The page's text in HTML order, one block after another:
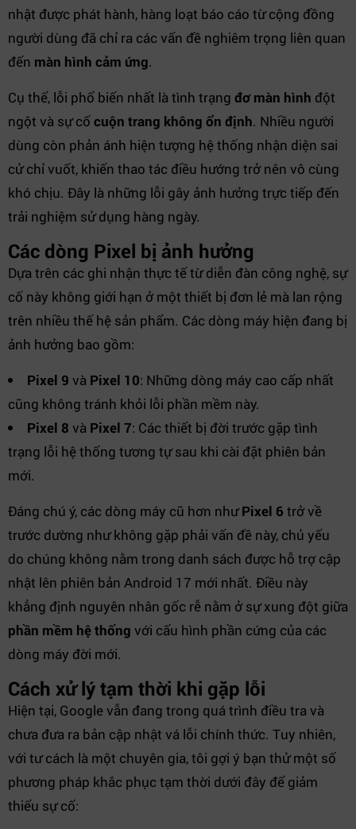
nhật được phát hành, hàng loạt báo cáo từ cộng đồng
người dùng đã chỉ ra các vấn đề nghiêm trọng liên quan
đến màn hình cảm ứng.
Cụ thể, lỗi phổ biến nhất là tình trạng đơ màn hình đột
ngột và sự cốcuộn trang không ổn định. Nhiều người
dùng còn phản ánh hiện tượng hệ thống nhận diện sai
cử chỉ vuốt, khiến thao tác điều hướng trở nên vô cùng
khó chịu. Đây là những lỗi gây ảnh hưởng trực tiếp đến
trải nghiệm sử dụng hàng ngày.
Các dòng Pixel bị ảnh hưởng
Dựa trên các ghi nhận thực tế từ diễn đàn công nghệ, sự
cố này không giới hạn ở một thiết bị đơn lẻ mà lan rộng
trên nhiều thế hệ sản phẩm. Các dòng máy hiện đang bị
ảnh hưởng bao gồm:
Pixel 9 và Pixel 10: Những dòng máy cao cấp nhất
cũng không tránh khỏi lỗi phần mềm này.
Pixel 8 và Pixel 7: Các thiết bị đời trước gặp tình
trạng lỗi hệ thống tương tự sau khi cài đặt phiên bản
mới.
Đáng chú ý, các dòng máy cũ hơn nhưPixel 6 trở về
trước dường như không gặp phải vấn đề này, chủ yếu
do chúng không nằm trong danh sách được hỗ trợ cập
nhật lên phiên bản Android 17 mới nhất. Điều này
khẳng định nguyên nhân gốc rễ nằm ở sự xung đột giữa
phần mềm hệ thống với cấu hình phần cứng của các
dòng máy đời mới.
Cách xử lý tạm thời khi gặp lỗi
Hiện tại, Google vẫn đang trong quá trình điều tra và
chưa đưa ra bản cập nhật vá lỗi chính thức. Tuy nhiên,
với tư cách là một chuyên gia, tôi gợi ý bạn thử một số
phương pháp khắc phục tạm thời dưới đây để giảm
thiểu sự cố: